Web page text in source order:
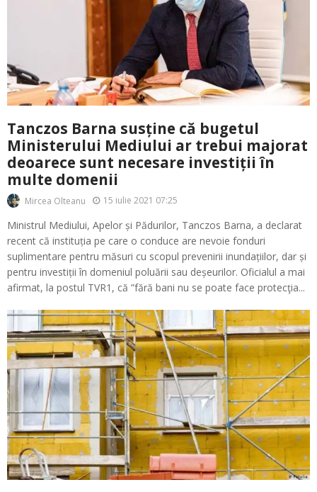
Tanczos Barna susține că bugetul
Ministerului Mediului ar trebui majorat
deoarece sunt necesare investiții în
multe domenii
Mircea Olteanu 15 iulie 2021 07:25
Ministrul Mediului, Apelor și Pădurilor, Tanczos Barna, a declarat
recent că instituția pe care o conduce are nevoie fonduri
suplimentare pentru măsuri cu scopul prevenirii inundațiilor, dar și
pentru investiții în domeniul poluării sau deșeurilor. Oficialul a mai
afirmat, la postul TVR1, că ”fără bani nu se poate face protecţia...